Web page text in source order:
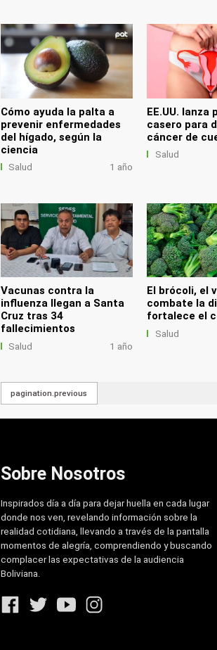
Cómo ayuda la palta a
prevenir enfermedades
del hígado, según la
ciencia
Salud 1 año
EE.UU.
casero para
cáncer de
Salud
Vacunas contra la
influenza llegan a Santa
Cruz tras 34
fallecimientos
Salud 1 año
El brócoli, el
combate la
fortalece el
Salud
pagination.previous
Sobre Nosotros
Inspirados día a día para dejar huella en cada lugar
donde nos ven, revelando información sobre la
realidad cotidiana, llevando a través de la pantalla
momentos de alegría, comprendiendo y buscando
complacer las expectativas de la audiencia
Boliviana.